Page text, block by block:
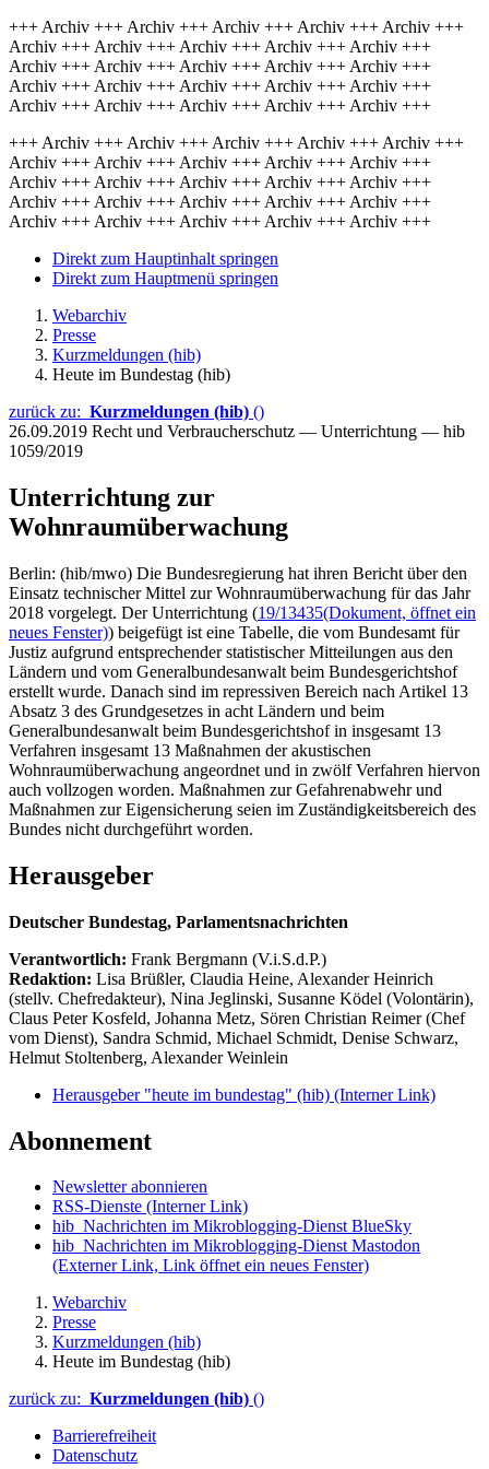
+++ Archiv +++ Archiv +++ Archiv +++ Archiv +++ Archiv +++
Archiv +++ Archiv +++ Archiv +++ Archiv +++ Archiv +++
Archiv +++ Archiv +++ Archiv +++ Archiv +++ Archiv +++
Archiv +++ Archiv +++ Archiv +++ Archiv +++ Archiv +++
Archiv +++ Archiv +++ Archiv +++ Archiv +++ Archiv +++
+++ Archiv +++ Archiv +++ Archiv +++ Archiv +++ Archiv +++
Archiv +++ Archiv +++ Archiv +++ Archiv +++ Archiv +++
Archiv +++ Archiv +++ Archiv +++ Archiv +++ Archiv +++
Archiv +++ Archiv +++ Archiv +++ Archiv +++ Archiv +++
Archiv +++ Archiv +++ Archiv +++ Archiv +++ Archiv +++
Direkt zum Hauptinhalt springen
Direkt zum Hauptmenü springen
Webarchiv
Presse
Kurzmeldungen (hib)
Heute im Bundestag (hib)
zurück zu: Kurzmeldungen (hib) ()
26.09.2019 Recht und Verbraucherschutz — Unterrichtung — hib
1059/2019
Unterrichtung zur
Wohnraumüberwachung
Berlin: (hib/mwo) Die Bundesregierung hat ihren Bericht über den
Einsatz technischer Mittel zur Wohnraumüberwachung für das Jahr
2018 vorgelegt. Der Unterrichtung (19/13435(Dokument, öffnet ein
neues Fenster)) beigefügt ist eine Tabelle, die vom Bundesamt für
Justiz aufgrund entsprechender statistischer Mitteilungen aus den
Ländern und vom Generalbundesanwalt beim Bundesgerichtshof
erstellt wurde. Danach sind im repressiven Bereich nach Artikel 13
Absatz 3 des Grundgesetzes in acht Ländern und beim
Generalbundesanwalt beim Bundesgerichtshof in insgesamt 13
Verfahren insgesamt 13 Maßnahmen der akustischen
Wohnraumüberwachung angeordnet und in zwölf Verfahren hiervon
auch vollzogen worden. Maßnahmen zur Gefahrenabwehr und
Maßnahmen zur Eigensicherung seien im Zuständigkeitsbereich des
Bundes nicht durchgeführt worden.
Herausgeber
Deutscher Bundestag, Parlamentsnachrichten
Verantwortlich: Frank Bergmann (V.i.S.d.P.)
Redaktion: Lisa Brüßler, Claudia Heine, Alexander Heinrich
(stellv. Chefredakteur), Nina Jeglinski, Susanne Ködel (Volontärin),
Claus Peter Kosfeld, Johanna Metz, Sören Christian Reimer (Chef
vom Dienst), Sandra Schmid, Michael Schmidt, Denise Schwarz,
Helmut Stoltenberg, Alexander Weinlein
Herausgeber "heute im bundestag" (hib) (Interner Link)
Abonnement
Newsletter abonnieren
RSS-Dienste (Interner Link)
hib_Nachrichten im Mikroblogging-Dienst BlueSky
hib_Nachrichten im Mikroblogging-Dienst Mastodon
(Externer Link, Link öffnet ein neues Fenster)
Webarchiv
Presse
Kurzmeldungen (hib)
Heute im Bundestag (hib)
zurück zu: Kurzmeldungen (hib) ()
Barrierefreiheit
Datenschutz